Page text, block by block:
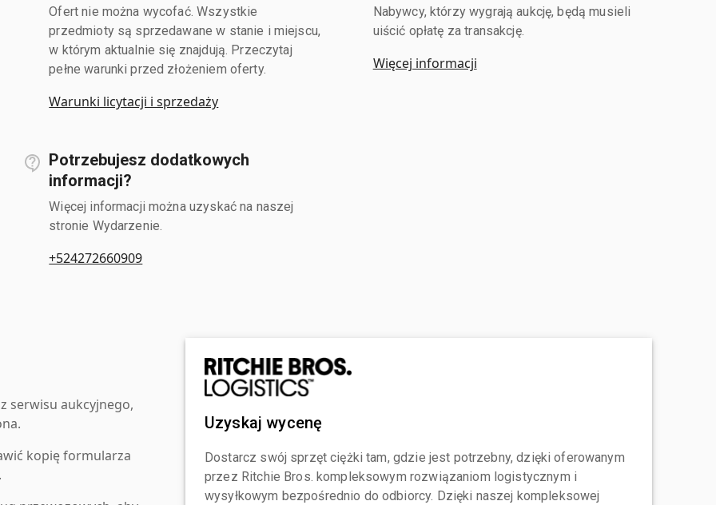
Ofert nie można wycofać. Wszystkie
przedmioty są sprzedawane w stanie i miejscu,
w którym aktualnie się znajdują. Przeczytaj
pełne warunki przed złożeniem oferty.
Warunki licytacji i sprzedaży
Nabywcy, którzy wygrają aukcję, będą musieli
uiścić opłatę za transakcję.
Więcej informacji
Potrzebujesz dodatkowych
informacji?
Więcej informacji można uzyskać na naszej
stronie Wydarzenie.
+524272660909
serwisu aukcyjnego,
kopię formularza
Uzyskaj wycenę
Dostarcz swój sprzęt ciężki tam, gdzie jest potrzebny, dzięki oferowanym
przez Ritchie Bros. kompleksowym rozwiązaniom logistycznym i
wysyłkowym bezpośrednio do odbiorcy. Dzięki naszej kompleksowej